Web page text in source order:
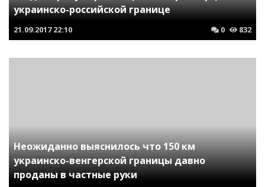
украинско-российской границе
21.09.2017 22:10 0 832
Неожиданно выяснилось что 150 км
украинско-венгерской границы давно
проданы в частные руки